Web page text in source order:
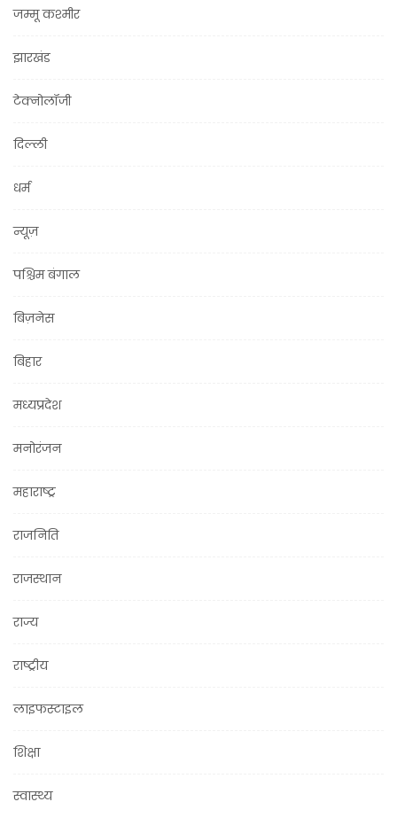
जम्मू कश्मीर
झारखंड
टेक्नोलॉजी
दिल्ली
धर्म
न्यूज़
पश्चिम बंगाल
बिज़नेस
बिहार
मध्यप्रदेश
मनोरंजन
महाराष्ट्र
राजनिति
राजस्थान
राज्य
राष्ट्रीय
लाइफस्टाइल
शिक्षा
स्वास्थ्य